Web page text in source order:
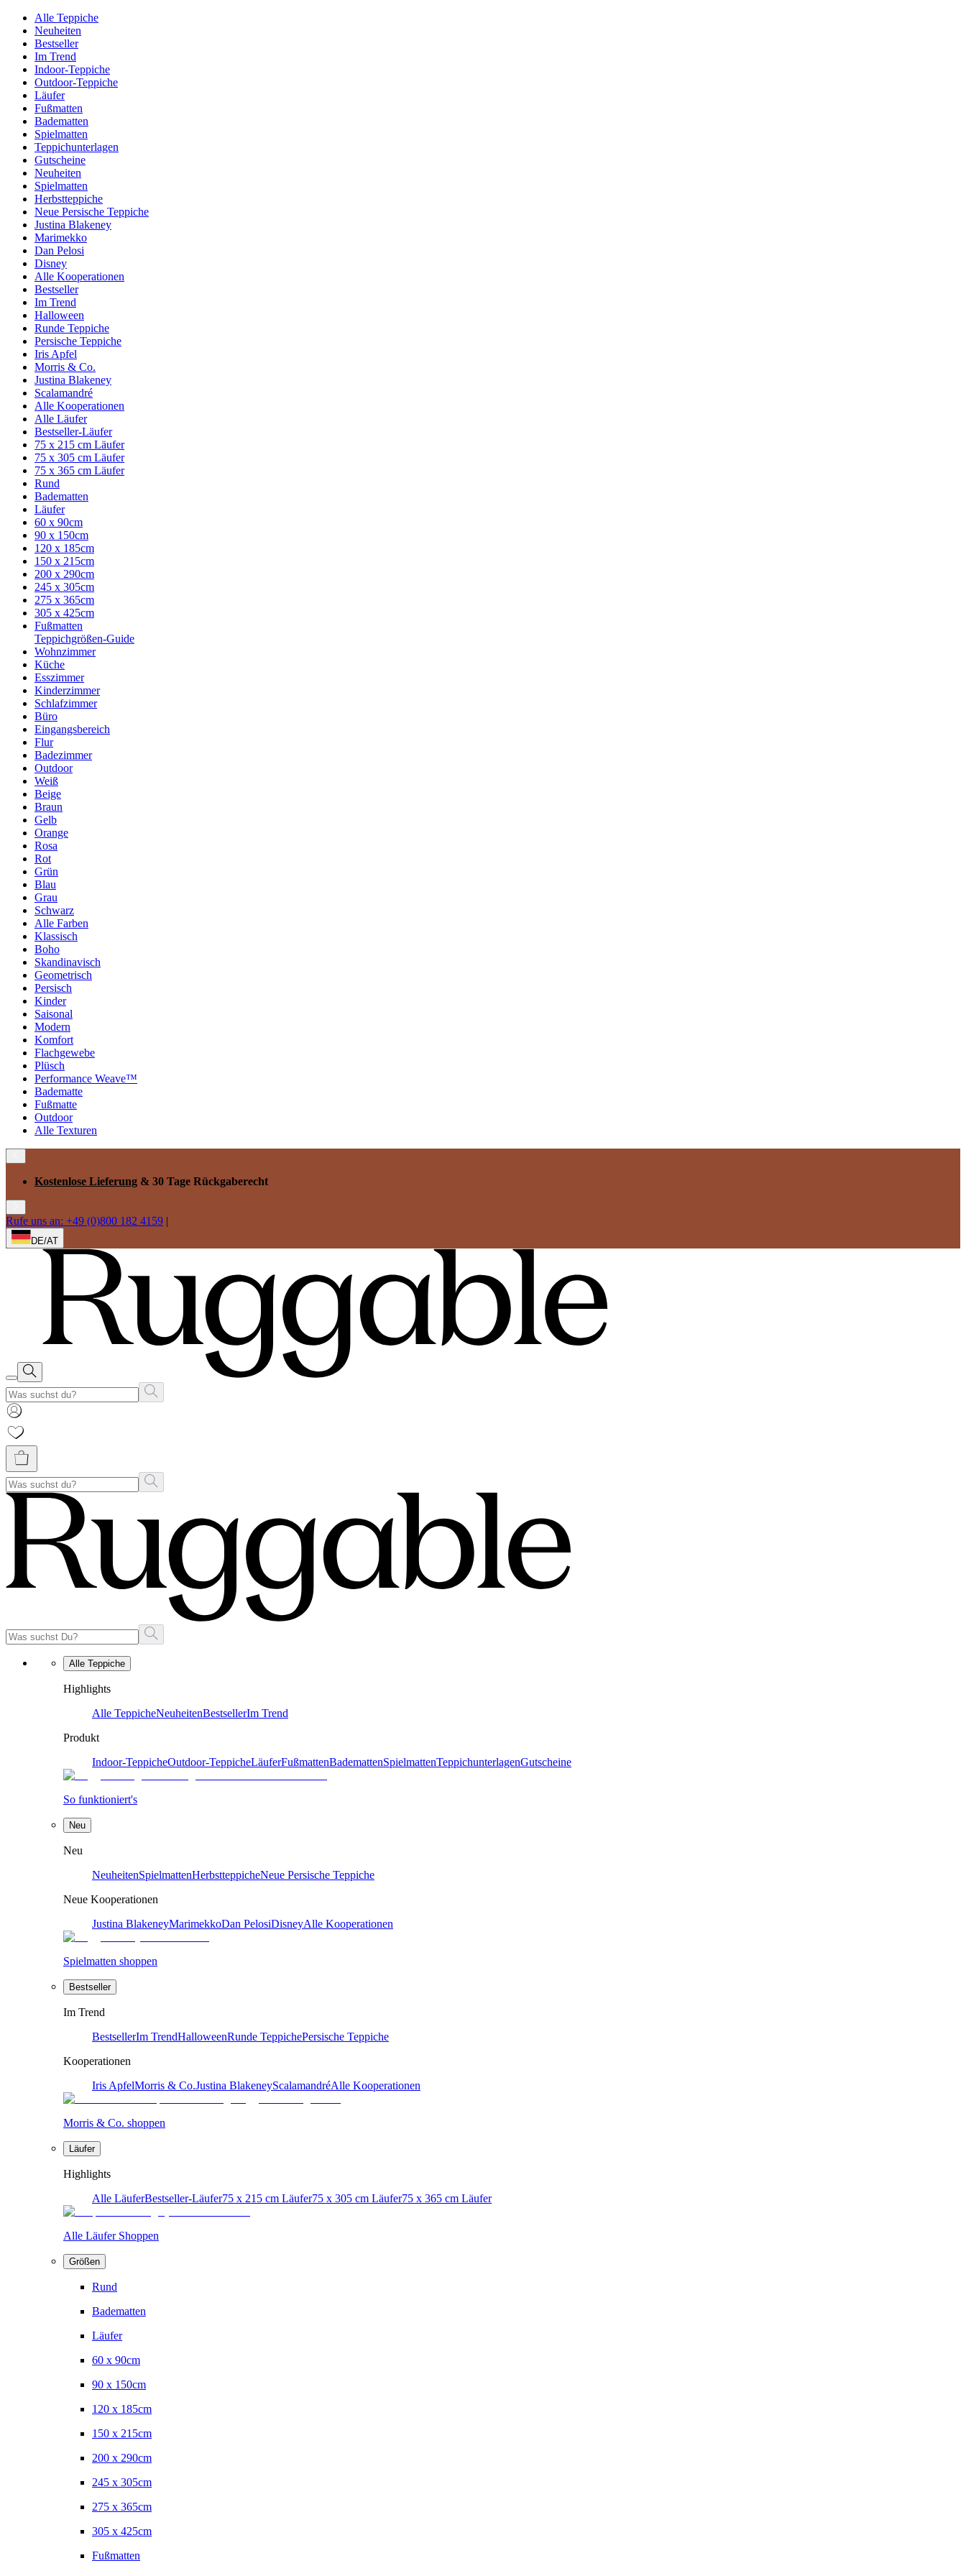
Alle Teppiche
Neuheiten
Bestseller
Im Trend
Indoor-Teppiche
Outdoor-Teppiche
Läufer
Fußmatten
Badematten
Spielmatten
Teppichunterlagen
Gutscheine
Neuheiten
Spielmatten
Herbstteppiche
Neue Persische Teppiche
Justina Blakeney
Marimekko
Dan Pelosi
Disney
Alle Kooperationen
Bestseller
Im Trend
Halloween
Runde Teppiche
Persische Teppiche
Iris Apfel
Morris & Co.
Justina Blakeney
Scalamandré
Alle Kooperationen
Alle Läufer
Bestseller-Läufer
75 x 215 cm Läufer
75 x 305 cm Läufer
75 x 365 cm Läufer
Rund
Badematten
Läufer
60 x 90cm
90 x 150cm
120 x 185cm
150 x 215cm
200 x 290cm
245 x 305cm
275 x 365cm
305 x 425cm
Fußmatten
Teppichgrößen-Guide
Wohnzimmer
Küche
Esszimmer
Kinderzimmer
Schlafzimmer
Büro
Eingangsbereich
Flur
Badezimmer
Outdoor
Weiß
Beige
Braun
Gelb
Orange
Rosa
Rot
Grün
Blau
Grau
Schwarz
Alle Farben
Klassisch
Boho
Skandinavisch
Geometrisch
Persisch
Kinder
Saisonal
Modern
Komfort
Flachgewebe
Plüsch
Performance Weave™
Badematte
Fußmatte
Outdoor
Alle Texturen
Kostenlose Lieferung & 30 Tage Rückgaberecht
Rufe uns an: +49 (0)800 182 4159 |
DE/AT
Alle Teppiche
Highlights
Alle TeppicheNeuheitenBestsellerIm Trend
Produkt
Indoor-TeppicheOutdoor-TeppicheLäuferFußmattenBademattenSpielmattenTeppichunterlagenGutscheine
So funktioniert's
Neu
Neu
NeuheitenSpielmattenHerbstteppicheNeue Persische Teppiche
Neue Kooperationen
Justina BlakeneyMarimekkoDan PelosiDisneyAlle Kooperationen
Spielmatten shoppen
Bestseller
Im Trend
BestsellerIm TrendHalloweenRunde TeppichePersische Teppiche
Kooperationen
Iris ApfelMorris & Co.Justina BlakeneyScalamandréAlle Kooperationen
Morris & Co. shoppen
Läufer
Highlights
Alle LäuferBestseller-Läufer75 x 215 cm Läufer75 x 305 cm Läufer75 x 365 cm Läufer
Alle Läufer Shoppen
Größen
Rund
Badematten
Läufer
60 x 90cm
90 x 150cm
120 x 185cm
150 x 215cm
200 x 290cm
245 x 305cm
275 x 365cm
305 x 425cm
Fußmatten